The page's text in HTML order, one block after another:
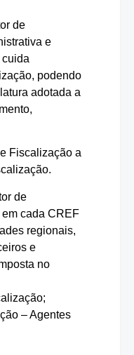
de
e
podendo
adotada a
Fiscalização a
de
cada CREF
regionais,
e
no
– Agentes